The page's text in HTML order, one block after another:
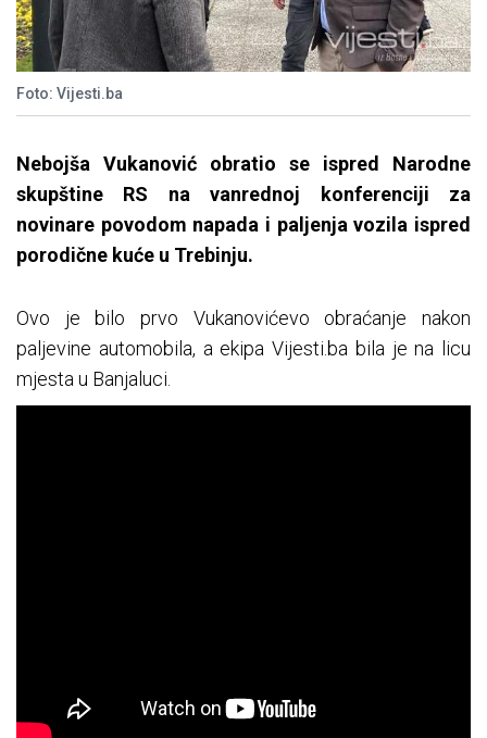
Foto: Vijesti.ba
Nebojša Vukanović obratio se ispred Narodne
skupštine RS na vanrednoj konferenciji za
novinare povodom napada i paljenja vozila ispred
porodične kuće u Trebinju.
Ovo je bilo prvo Vukanovićevo obraćanje nakon
paljevine automobila, a ekipa Vijesti.ba bila je na licu
mjesta u Banjaluci.